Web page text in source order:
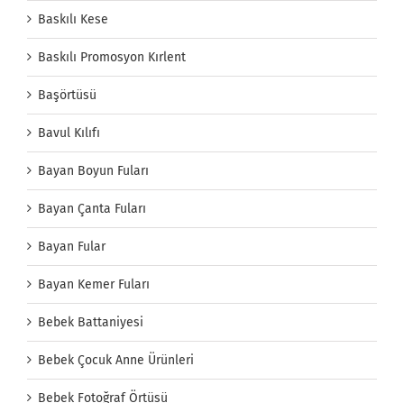
Baskılı Kese
Baskılı Promosyon Kırlent
Başörtüsü
Bavul Kılıfı
Bayan Boyun Fuları
Bayan Çanta Fuları
Bayan Fular
Bayan Kemer Fuları
Bebek Battaniyesi
Bebek Çocuk Anne Ürünleri
Bebek Fotoğraf Örtüsü